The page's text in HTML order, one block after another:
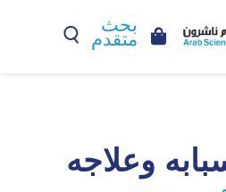
بحث
متقدم
وعلاجه